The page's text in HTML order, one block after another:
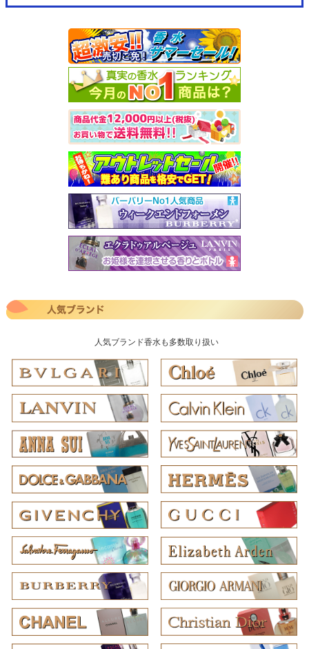
人気ブランド香水も多数取り扱い